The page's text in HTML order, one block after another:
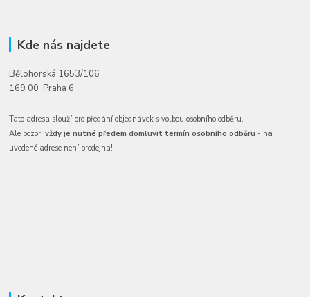
Kde nás najdete
Bělohorská 1653/106
169 00 Praha 6
Tato adresa slouží pro předání objednávek s volbou osobního odběru.
Ale pozor,vždy je nutné předem domluvit termín osobního odběru - na
uvedené adrese není prodejna!